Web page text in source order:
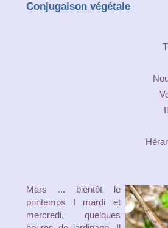
Conjugaison végétale
Mars ... bientôt le
printemps ! mardi et
mercredi, quelques